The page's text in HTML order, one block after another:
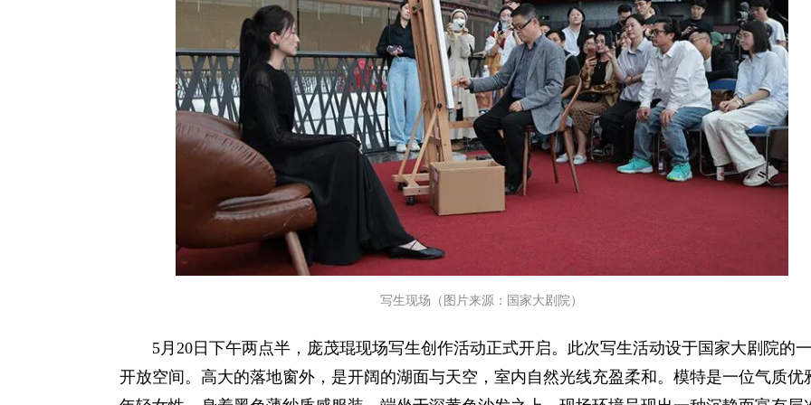
写生现场（图片来源：国家大剧院）
5月20日下午两点半，庞茂琨现场写生创作活动正式开启。此次写生活动设于国家大剧院的
开放空间。高大的落地窗外，是开阔的湖面与天空，室内自然光线充盈柔和。模特是一位气质优